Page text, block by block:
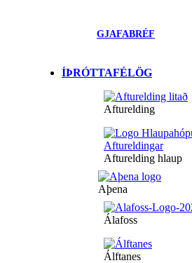
GJAFABRÉF
ÍÞRÓTTAFÉLÖG
Afturelding
Afturelding hlaup
Aþena
Álafoss
Álftanes